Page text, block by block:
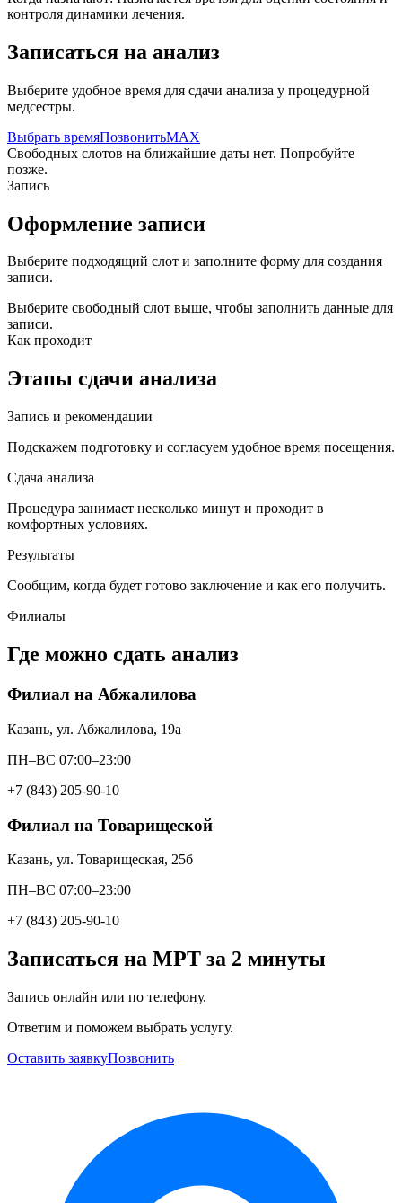
контроля динамики лечения.
Записаться на анализ
Выберите удобное время для сдачи анализа у процедурной
медсестры.
Выбрать времяПозвонитьMAX
Свободных слотов на ближайшие даты нет. Попробуйте
позже.
Запись
Оформление записи
Выберите подходящий слот и заполните форму для создания
записи.
Выберите свободный слот выше, чтобы заполнить данные для
записи.
Как проходит
Этапы сдачи анализа
Запись и рекомендации
Подскажем подготовку и согласуем удобное время посещения.
Сдача анализа
Процедура занимает несколько минут и проходит в
комфортных условиях.
Результаты
Сообщим, когда будет готово заключение и как его получить.
Филиалы
Где можно сдать анализ
Филиал на Абжалилова
Казань, ул. Абжалилова, 19а
ПН–ВС 07:00–23:00
+7 (843) 205-90-10
Филиал на Товарищеской
Казань, ул. Товарищеская, 25б
ПН–ВС 07:00–23:00
+7 (843) 205-90-10
Записаться на МРТ за 2 минуты
Запись онлайн или по телефону.
Ответим и поможем выбрать услугу.
Оставить заявкуПозвонить